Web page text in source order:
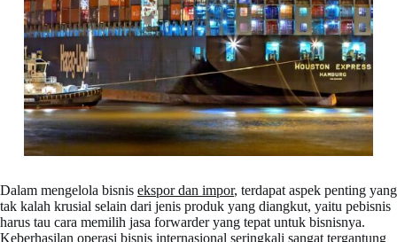
Dalam mengelola bisnis ekspor dan impor, terdapat aspek penting yang
tak kalah krusial selain dari jenis produk yang diangkut, yaitu pebisnis
harus tau cara memilih jasa forwarder yang tepat untuk bisnisnya.
Keberhasilan operasi bisnis internasional seringkali sangat tergantung